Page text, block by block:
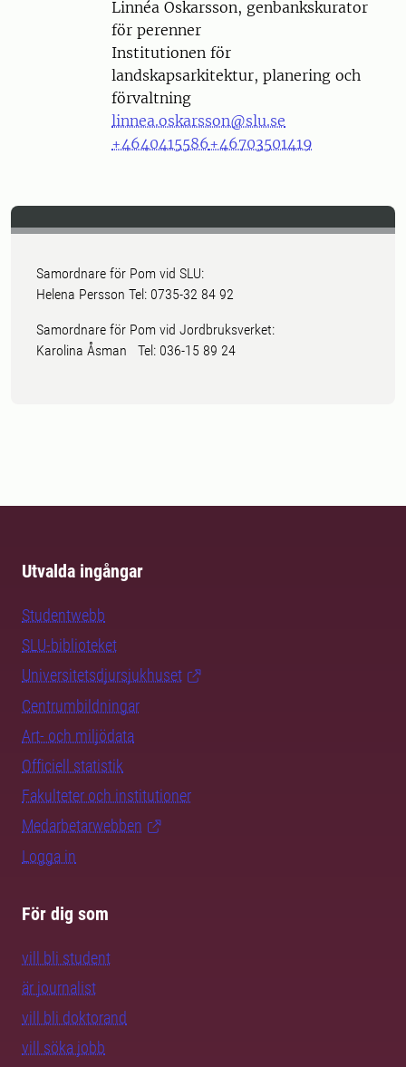
PersonLinnéa Oskarsson, genbankskurator
för perenner
Institutionen för
landskapsarkitektur, planering och
förvaltning
linnea.oskarsson@slu.se
+4640415586+46703501419
Samordnare för Pom vid SLU:
Helena Persson Tel: 0735-32 84 92
Samordnare för Pom vid Jordbruksverket:
Karolina Åsman Tel: 036-15 89 24
Utvalda ingångar
Studentwebb
SLU-biblioteket
Universitetsdjursjukhuset
Centrumbildningar
Art- och miljödata
Officiell statistik
Fakulteter och institutioner
Medarbetarwebben
Logga in
För dig som
vill bli student
är journalist
vill bli doktorand
vill söka jobb